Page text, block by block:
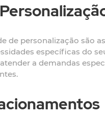
de personalização são
específicas do
a demandas